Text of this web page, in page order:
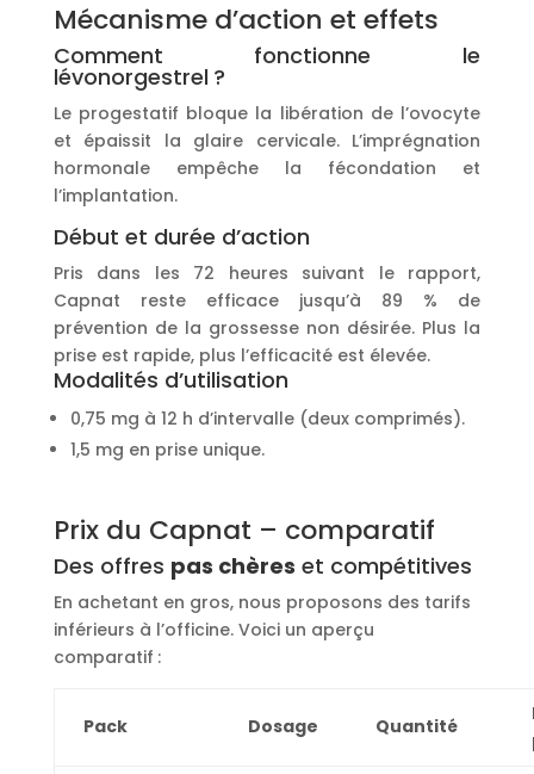
Mécanisme d’action et effets
Comment fonctionne le
lévonorgestrel ?
Le progestatif bloque la libération de l’ovocyte
et épaissit la glaire cervicale. L’imprégnation
hormonale empêche la fécondation et
l’implantation.
Début et durée d’action
Pris dans les 72 heures suivant le rapport,
Capnat reste efficace jusqu’à 89 % de
prévention de la grossesse non désirée. Plus la
prise est rapide, plus l’efficacité est élevée.
Modalités d’utilisation
0,75 mg à 12 h d’intervalle (deux comprimés).
1,5 mg en prise unique.
Prix du Capnat – comparatif
Des offres pas chères et compétitives
En achetant en gros, nous proposons des tarifs
inférieurs à l’officine. Voici un aperçu
comparatif :
Pack Dosage Quantité